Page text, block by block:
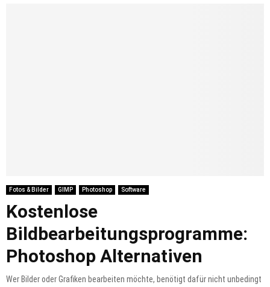
Fotos & Bilder GIMP Photoshop Software
Kostenlose
Bildbearbeitungsprogramme:
Photoshop Alternativen
Wer Bilder oder Grafiken bearbeiten möchte, benötigt dafür nicht unbedingt